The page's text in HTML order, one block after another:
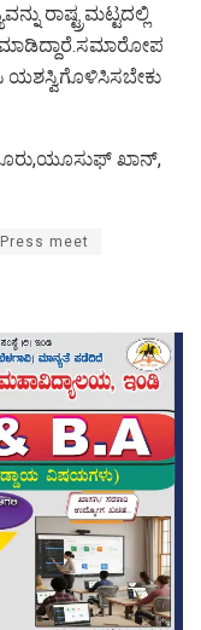
ರಾಷ್ಟ್ರಮಟ್ಟದಲ್ಲಿ
ಮಾಡಿದ್ದಾರೆ.ಸಮಾರೋಪ
ಯಶಸ್ವಿಗೊಳಿಸಿಸಬೇಕು
ಖಾನ್,
Press meet